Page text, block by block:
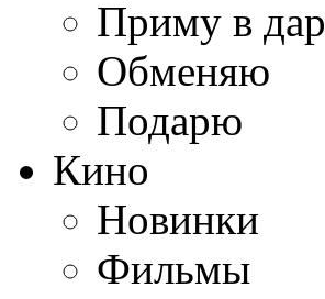
Приму в дар
Обменяю
Подарю
Кино
Новинки
Фильмы